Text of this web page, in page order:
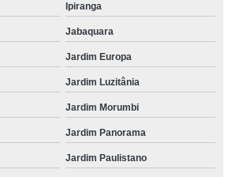
Ipiranga
Jabaquara
Jardim Europa
Jardim Luzitânia
Jardim Morumbi
Jardim Panorama
Jardim Paulistano